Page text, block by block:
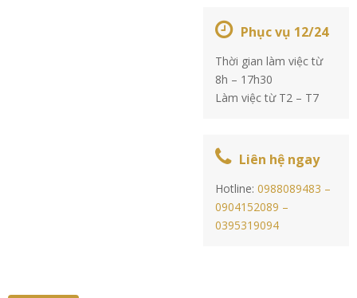
Phục vụ 12/24
Thời gian làm việc từ
8h – 17h30
Làm việc từ T2 – T7
Liên hệ ngay
Hotline:0988089483 –
0904152089 –
0395319094